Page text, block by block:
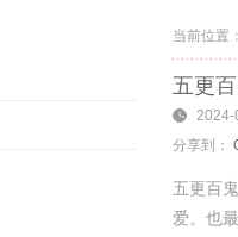
当前位置：
五更
2024-
分享到：
五更百
爱。也